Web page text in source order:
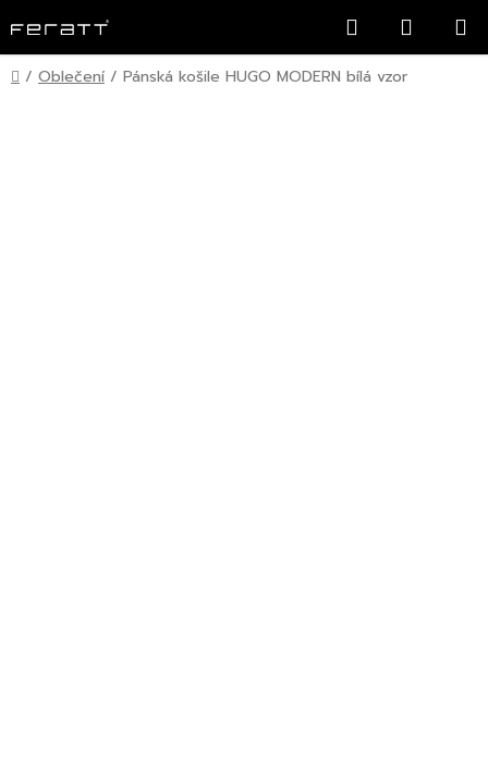
na
obsah
Hledat
KOŠÍK
Domů
/ Oblečení / Pánská košile HUGO MODERN bílá vzor